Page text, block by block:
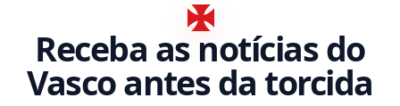
Receba as notícias do
Vasco antes da torcida